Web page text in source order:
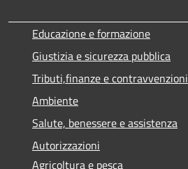
Educazione e formazione
Giustizia e sicurezza pubblica
Tributi,finanze e contravvenzioni
Ambiente
Salute, benessere e assistenza
Autorizzazioni
Agricoltura e pesca